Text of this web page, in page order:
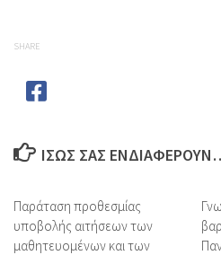
SHARE
ΊΣΩΣ ΣΑΣ
Παράταση προθεσμίας
υποβολής αιτήσεων των
μαθητευομένων και των